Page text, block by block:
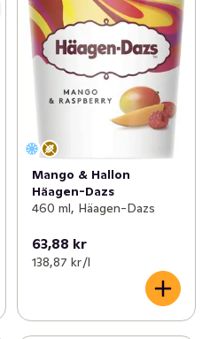
Mango & Hallon
Häagen-Dazs
460 ml, Häagen-Dazs
63,88 kr
138,87 kr /l